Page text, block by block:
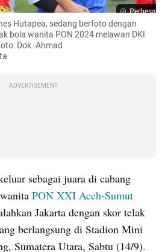
Perbesar
Hutapea, sedang berfoto dengan
bola wanita PON 2024 melawan DKI
Dok. Ahmad
ADVERTISEMENT
sebagai juara di cabang
PON XXI Aceh-Sumut
Jakarta dengan skor telak
berlangsung di Stadion Mini
Sumatera Utara, Sabtu (14/9).